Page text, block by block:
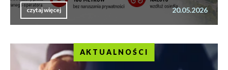
czytaj więcej 20.05.2026
AKTUALNOŚCI